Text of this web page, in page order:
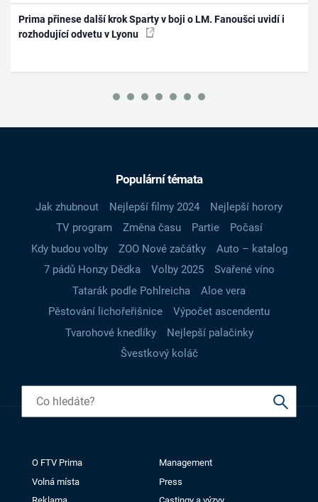
Prima přinese další krok Sparty v boji o LM. Fanoušci uvidí i
rozhodující odvetu v Lyonu
Populární témata
Jak zhubnout Nejlepší filmy 2024
Nejlepší horory
TV program
Změna času Partie
Počasí
Kdy budou volby
ZOO Nové začátky
Auto – katalog
7 pádů Honzy Dědka
Volby 2025
Svařené víno
Tatarák podle Pohlreicha
Aloe vera
Pěstování lichořeřišnice
Výpočet ascendentu
Tvarohové knedlíky
Nejlepší palačinky
Švestkový koláč
O FTV Prima
Management
Volná místa
Press